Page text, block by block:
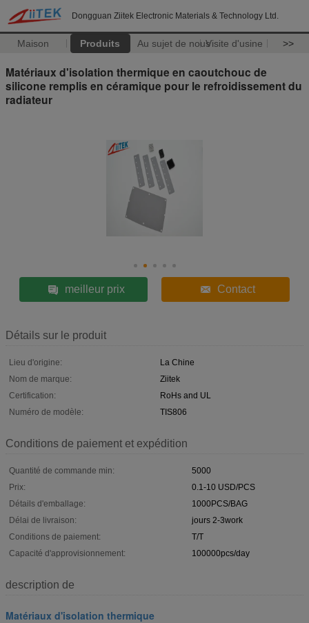
Dongguan Ziitek Electronic Materials & Technology Ltd.
Maison Produits Au sujet de nousVisite d'usine >>
Matériaux d'isolation thermique en caoutchouc de
silicone remplis en céramique pour le refroidissement du
radiateur
meilleur prix Contact
Détails sur le produit
Lieu d'origine:
La Chine
Nom de marque:
Ziitek
Certification:
RoHs and UL
Numéro de modèle:
TIS806
Conditions de paiement et expédition
Quantité de commande min:
5000
Prix:
0.1-10 USD/PCS
Détails d'emballage:
1000PCS/BAG
Délai de livraison:
jours 2-3work
Conditions de paiement:
T/T
Capacité d'approvisionnement:
100000pcs/day
description de
Matériaux d'isolation thermique